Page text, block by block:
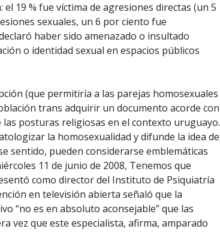
19 % fue víctima de agresiones directas (un 5
sexuales, un 6 por ciento fue
haber sido amenazado o insultado
o identidad sexual en espacios públicos
(que permitiría a las parejas homosexuales
trans adquirir un documento acorde con
posturas religiosas en el contexto uruguayo.
la homosexualidad y difunde la idea de
sentido, pueden considerarse emblemáticas
11 de junio de 2008, Tenemos que
como director del Instituto de Psiquiatría
en televisión abierta señaló que la
“no es en absoluto aconsejable” que las
vez que este especialista, afirma, amparado